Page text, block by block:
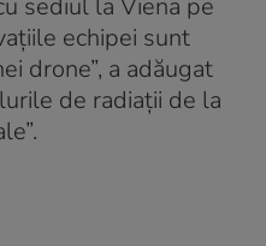
echipei sunt
drone”, a adăugat
de radiații de la